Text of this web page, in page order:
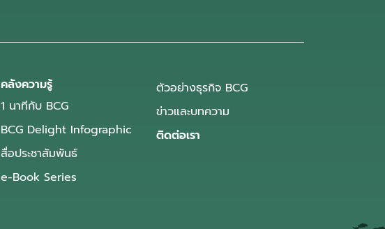
คลังความรู้
1 นาทีกับ BCG
BCG Delight Infographic
สื่อประชาสัมพันธ์
e-Book Series
ตัวอย่างธุรกิจ BCG
ข่าวและบทความ
ติดต่อเรา